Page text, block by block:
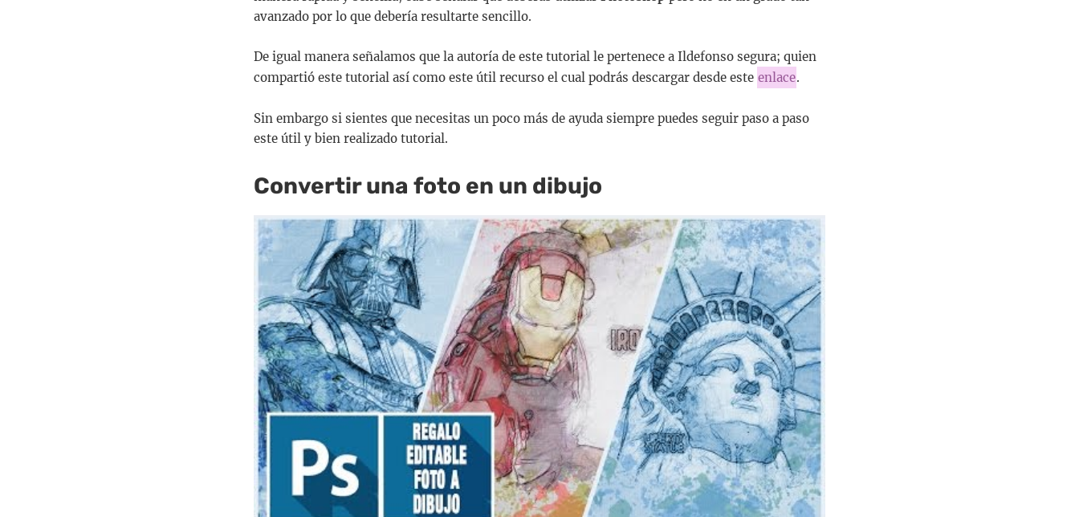
avanzado por lo que debería resultarte sencillo.
De igual manera señalamos que la autoría de este tutorial le pertenece a Ildefonso segura; quien
compartió este tutorial así como este útil recurso el cual podrás descargar desde este enlace.
Sin embargo si sientes que necesitas un poco más de ayuda siempre puedes seguir paso a paso
este útil y bien realizado tutorial.
Convertir una foto en un dibujo